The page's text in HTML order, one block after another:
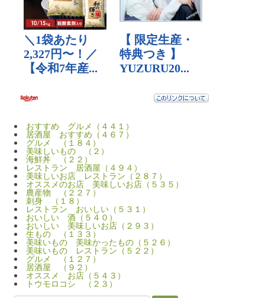
おすすめ グルメ（４４１）
居酒屋 おすすめ（４６７）
グルメ （１８４）
美味しいもの （２）
海鮮丼 （２２）
レストラン 居酒屋（４９４）
美味しいお店 レストラン（２８７）
オススメのお店 美味しいお店（５３５）
農産物 （２２７）
刺身 （１８）
レストラン おいしい（５３１）
おいしい 酒（５４０）
おいしい 美味しいお店（２９３）
生もの （１３３）
美味いもの 美味かったもの（５２６）
美味いもの レストラン（５２２）
グルメ （１２７）
居酒屋 （９２）
オススメ お店（５４３）
トウモロコシ （２３）